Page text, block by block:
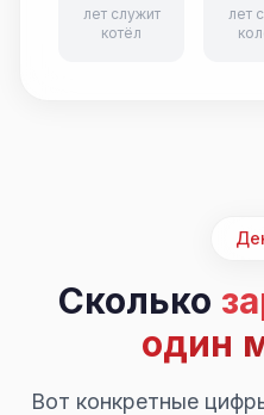
лет служит
котёл
лет
Сколько
один
Вот конкретные